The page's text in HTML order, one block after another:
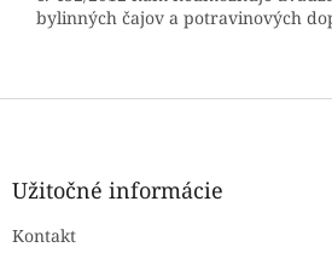
bylinných čajov a potravinových
Z
Užitočné informácie
Kontakt